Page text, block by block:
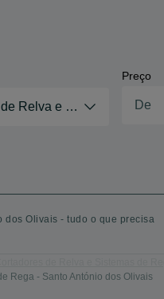
Relva e Sistemas de Rega
Preço
dos Olivais - tudo o que precisa
Rega - Santo António dos Olivais